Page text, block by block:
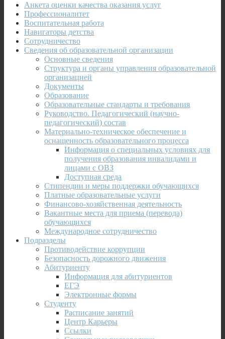
Анкета оценки качества оказания услуг
Профессионалитет
Воспитательная работа
Навигаторы детства
Сотрудничество
Сведения об образовательной организации
Основные сведения
Структура и органы управления образовательной
организацией
Документы
Образование
Образовательные стандарты и требования
Руководство. Педагогический (научно-
педагогический) состав
Материально-техническое обеспечение и
оснащенность образовательного процесса
Информация о специальных условиях для
получения образования инвалидами и
лицами с ОВЗ
Доступная среда
Стипендии и меры поддержки обучающихся
Платные образовательные услуги
Финансово-хозяйственная деятельность
Вакантные места для приема (перевода)
обучающихся
Международное сотрудничество
Подразделы
Противодействие коррупции
Безопасность дорожного движения
Абитуриенту
Информация для абитуриентов
ЕГЭ
Электронные формы
Студенту
Расписание занятий
Центр Карьеры
Ссылки